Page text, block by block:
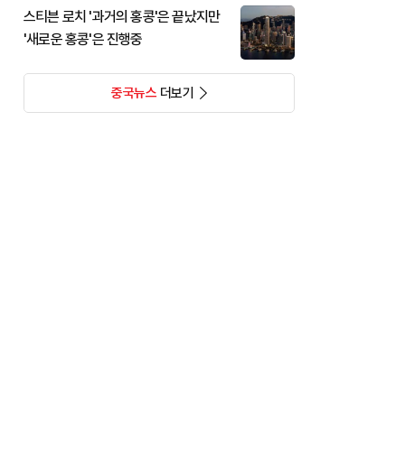
스티븐 로치 '과거의 홍콩'은 끝났지만
'새로운 홍콩'은 진행중
중국뉴스더보기